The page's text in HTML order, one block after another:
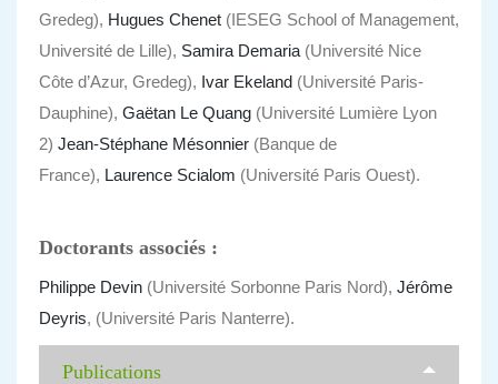
Gredeg), Hugues Chenet (IESEG School of Management,
Université de Lille), Samira Demaria (Université Nice
Côte d’Azur, Gredeg), Ivar Ekeland (Université Paris-
Dauphine), Gaëtan Le Quang (Université Lumière Lyon
2) Jean-Stéphane Mésonnier (Banque de
France), Laurence Scialom (Université Paris Ouest).
Doctorants associés :
Philippe Devin (Université Sorbonne Paris Nord), Jérôme
Deyris, (Université Paris Nanterre).
Publications